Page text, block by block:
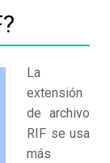
La
extensión
de archivo
RIF se usa
más